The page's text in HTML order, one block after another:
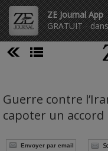
ZE Journal App
GRATUIT -
Guerre contre
capoter un
Envoyer par email